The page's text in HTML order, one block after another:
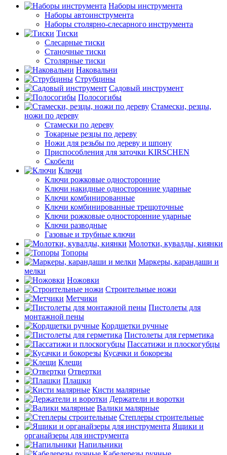
Наборы инструмента
Наборы автоинструмента
Наборы столярно-слесарного инструмента
Тиски
Слесарные тиски
Станочные тиски
Столярные тиски
Наковальни
Струбцины
Садовый инструмент
Полосогибы
Стамески, резцы,
ножи по дереву
Стамески по дереву
Токарные резцы по дереву
Ножи для резьбы по дереву и шпону
Приспособления для заточки KIRSCHEN
Скобели
Ключи
Ключи рожковые односторонние
Ключи накидные односторонние ударные
Ключи комбинированные
Ключи комбинированные трещоточные
Ключи рожковые односторонние ударные
Ключи разводные
Газовые и трубные ключи
Молотки, кувалды, киянки
Топоры
Маркеры, карандаши и
мелки
Ножовки
Строительные ножи
Метчики
Пистолеты для
монтажной пены
Кордщетки ручные
Пистолеты для герметика
Пассатижи и плоскогубцы
Кусачки и бокорезы
Клещи
Отвертки
Плашки
Кисти малярные
Держатели и воротки
Валики малярные
Степлеры строительные
Ящики и
органайзеры для инструмента
Напильники